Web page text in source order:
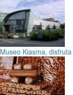
Museo Kiasma,